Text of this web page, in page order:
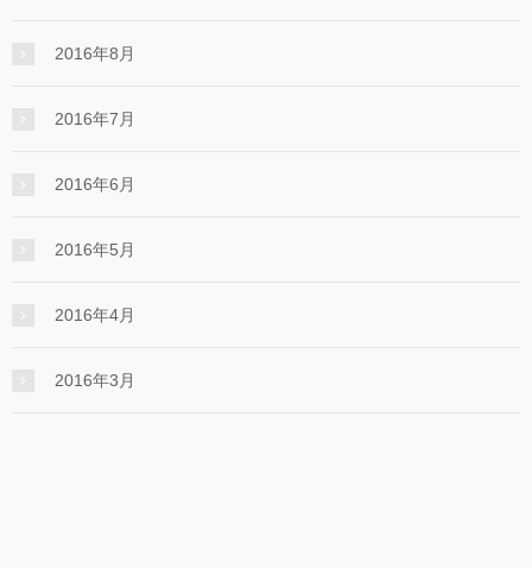
2016年8月
2016年7月
2016年6月
2016年5月
2016年4月
2016年3月